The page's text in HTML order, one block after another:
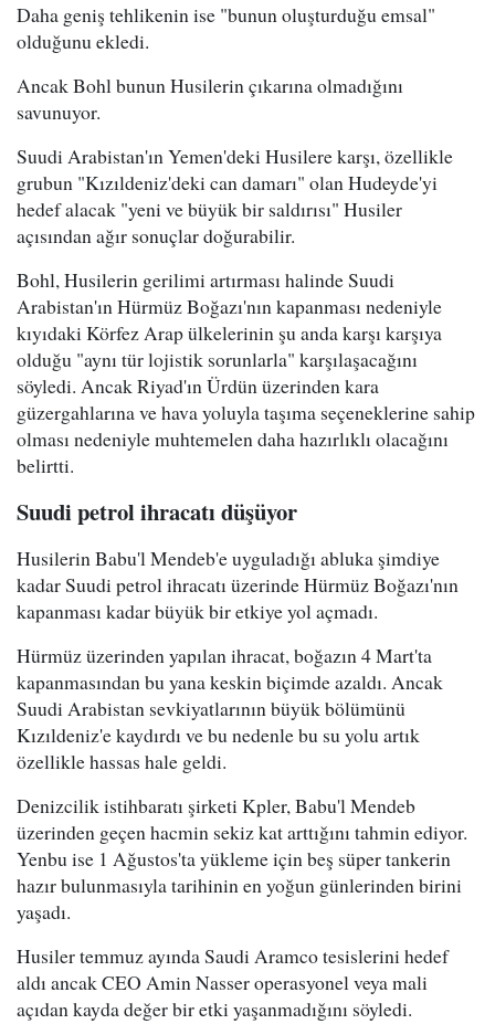
Daha geniş tehlikenin ise "bunun oluşturduğu emsal"
olduğunu ekledi.
Ancak Bohl bunun Husilerin çıkarına olmadığını
savunuyor.
Suudi Arabistan'ın Yemen'deki Husilere karşı, özellikle
grubun "Kızıldeniz'deki can damarı" olan Hudeyde'yi
hedef alacak "yeni ve büyük bir saldırısı" Husiler
açısından ağır sonuçlar doğurabilir.
Bohl, Husilerin gerilimi artırması halinde Suudi
Arabistan'ın Hürmüz Boğazı'nın kapanması nedeniyle
kıyıdaki Körfez Arap ülkelerinin şu anda karşı karşıya
olduğu "aynı tür lojistik sorunlarla" karşılaşacağını
söyledi. Ancak Riyad'ın Ürdün üzerinden kara
güzergahlarına ve hava yoluyla taşıma seçeneklerine sahip
olması nedeniyle muhtemelen daha hazırlıklı olacağını
belirtti.
Suudi petrol ihracatı düşüyor
Husilerin Babu'l Mendeb'e uyguladığı abluka şimdiye
kadar Suudi petrol ihracatı üzerinde Hürmüz Boğazı'nın
kapanması kadar büyük bir etkiye yol açmadı.
Hürmüz üzerinden yapılan ihracat, boğazın 4 Mart'ta
kapanmasından bu yana keskin biçimde azaldı. Ancak
Suudi Arabistan sevkiyatlarının büyük bölümünü
Kızıldeniz'e kaydırdı ve bu nedenle bu su yolu artık
özellikle hassas hale geldi.
Denizcilik istihbaratı şirketi Kpler, Babu'l Mendeb
üzerinden geçen hacmin sekiz kat arttığını tahmin ediyor.
Yenbu ise 1 Ağustos'ta yükleme için beş süper tankerin
hazır bulunmasıyla tarihinin en yoğun günlerinden birini
yaşadı.
Husiler temmuz ayında Saudi Aramco tesislerini hedef
aldı ancak CEO Amin Nasser operasyonel veya mali
açıdan kayda değer bir etki yaşanmadığını söyledi.